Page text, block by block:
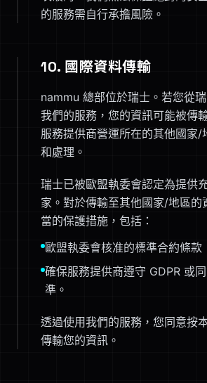
的服務需自行承擔風險。
10. 國際資料傳輸
nammu 總部位於瑞士。若您從
我們的服務，您的資訊可能被傳
服務提供商營運所在的其他國家/
和處理。
瑞士已被歐盟執委會認定為提供
家。對於傳輸至其他國家/地區的
當的保護措施，包括：
歐盟執委會核准的標準合約條款
確保服務提供商遵守 GDPR 或
準。
透過使用我們的服務，您同意按
傳輸您的資訊。